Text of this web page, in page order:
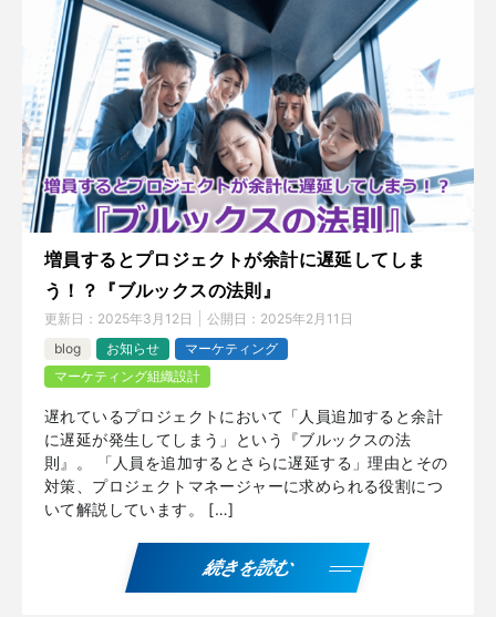
増員するとプロジェクトが余計に遅延してしま
う！？『ブルックスの法則』
更新日： 2025年3月12日 公開日： 2025年2月11日
blog
お知らせ
マーケティング
マーケティング組織設計
遅れているプロジェクトにおいて「人員追加すると余計
に遅延が発生してしまう」という『ブルックスの法
則』。 「人員を追加するとさらに遅延する」理由とその
対策、プロジェクトマネージャーに求められる役割につ
いて解説しています。 […]
続きを読む